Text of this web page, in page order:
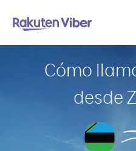
Cómo
desde